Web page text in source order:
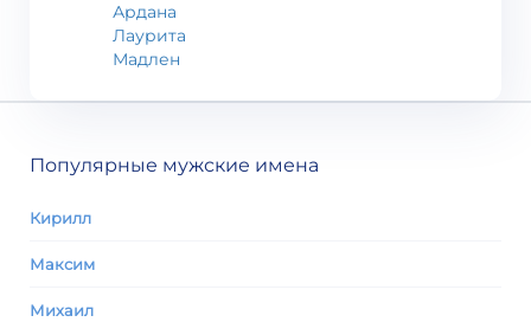
Ардана
Лаурита
Мадлен
Популярные мужские имена
Кирилл
Максим
Михаил